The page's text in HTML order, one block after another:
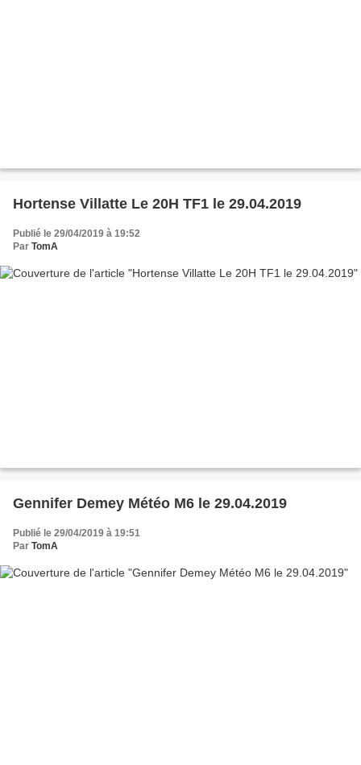
Hortense Villatte Le 20H TF1 le 29.04.2019
Publié le 29/04/2019 à 19:52
Par TomA
Gennifer Demey Météo M6 le 29.04.2019
Publié le 29/04/2019 à 19:51
Par TomA